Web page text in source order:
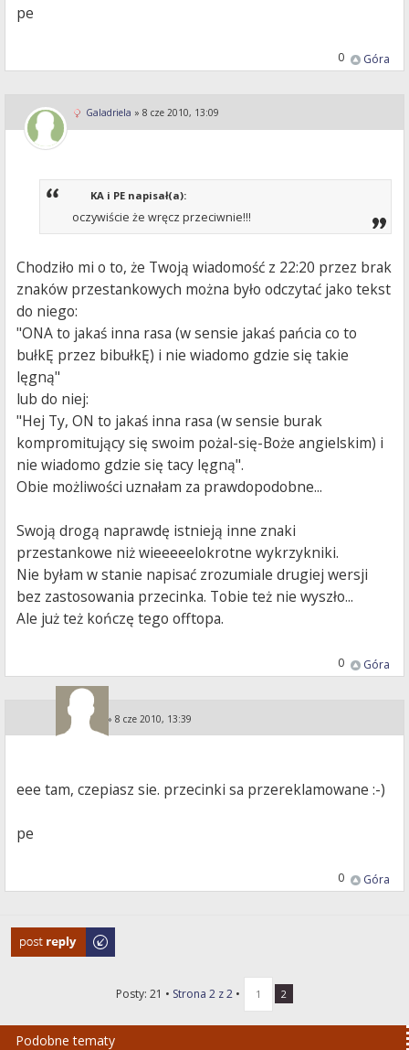
pe
Góra
0
Galadriela » 8 cze 2010, 13:09
KA i PE napisał(a):
oczywiście że wręcz przeciwnie!!!
Chodziło mi o to, że Twoją wiadomość z 22:20 przez brak
znaków przestankowych można było odczytać jako tekst
do niego:
"ONA to jakaś inna rasa (w sensie jakaś pańcia co to
bułkĘ przez bibułkĘ) i nie wiadomo gdzie się takie
lęgną"
lub do niej:
"Hej Ty, ON to jakaś inna rasa (w sensie burak
kompromitujący się swoim pożal-się-Boże angielskim) i
nie wiadomo gdzie się tacy lęgną".
Obie możliwości uznałam za prawdopodobne...
Swoją drogą naprawdę istnieją inne znaki
przestankowe niż wieeeeelokrotne wykrzykniki.
Nie byłam w stanie napisać zrozumiale drugiej wersji
bez zastosowania przecinka. Tobie też nie wyszło...
Ale już też kończę tego offtopa.
Góra
0
KA i PE » 8 cze 2010, 13:39
eee tam, czepiasz sie. przecinki sa przereklamowane :-)
pe
Góra
0
Odpowiedz
Posty: 21 • Strona 2z2• 1 2
Podobne tematy